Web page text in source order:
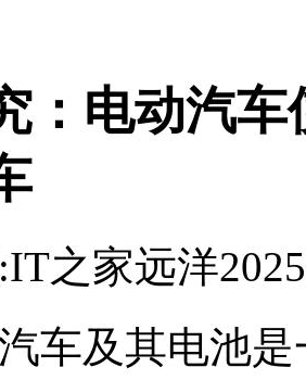
：电动汽
之家远洋
车及其电池